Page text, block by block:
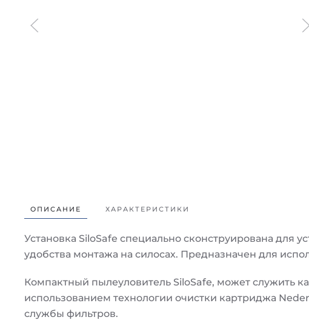
ОПИСАНИЕ ХАРАКТЕРИСТИКИ
Установка SiloSafe специально сконструирована для
удобства монтажа на силосах. Предназначен для
Компактный пылеуловитель SiloSafe, может служить
использованием технологии очистки картриджа
службы фильтров.